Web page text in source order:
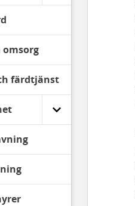
färdtjänst